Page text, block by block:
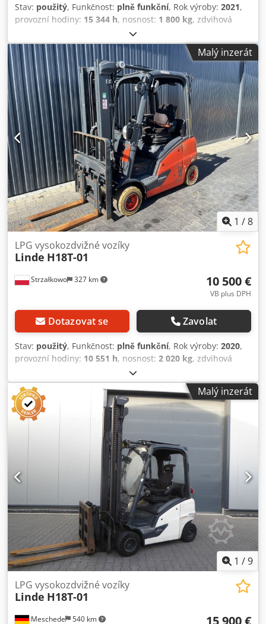
Stav: použitý, Funkčnost: plně funkční, Rok výroby: 2021,
provozní hodiny: 15 344 h, nosnost: 1 800 kg, zdvihová
, volný zdvih:1 569 mm
typ stožáru:triplex, stavební výška:2 171 mm, typ pohonu:
Treibgas , vysokozdvižný vozík na LPG Třída ISO: třída ISO 2
= 1 000 - 2 500 kg Typ stožáru: Triplex Stav: Připraven k
použití a plně funkční Technický stav: dobrý Dodpfx Aaozc
A N Eoteck Boční posuv, polohovací vidlice, 3. ventil, 4.
ventil,
Malý inzerát
1 /8
Strzałkowo 327 km
LPG vysokozdvižné vozíky
Linde H18T-01
10 500 €
VB plus DPH
Dotazovat se Zavolat
Stav: použitý, Funkčnost: plně funkční, Rok výroby: 2020,
provozní hodiny: 10 551 h, nosnost: 2 020 kg, zdvihová
, volný zdvih:1 569 mm
typ stožáru:triplex, stavební výška:2 171 mm, typ pohonu:
Treibgas
, vysokozdvižný vozík na LPG Třída ISO: třída ISO 2
= 1 000 - 2 500 kg Typ stožáru: Triplex Stav: Připraven k
použití a plně funkční Technický stav: dobrý Boční posuv,
polohovací vidlice, Dcsdpszc A Syjfx Aatek 3. ventil, 4.
Malý inzerát
1 /9
Meschede 540 km
LPG vysokozdvižné vozíky
Linde H18T-01
15 900 €